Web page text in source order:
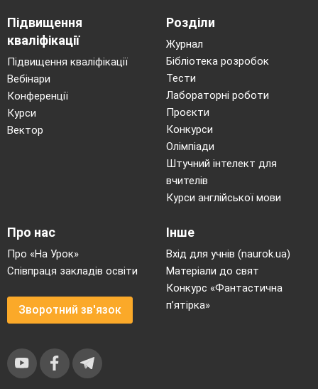
Підвищення
кваліфікації
Підвищення кваліфікації
Вебінари
Конференції
Курси
Вектор
Розділи
Журнал
Бібліотека розробок
Тести
Лабораторні роботи
Проєкти
Конкурси
Олімпіади
Штучний інтелект для
вчителів
Курси англійської мови
Про нас
Про «На Урок»
Співпраця закладів освіти
Зворотний зв'язок
Інше
Вхід для учнів (naurok.ua)
Матеріали до свят
Конкурс «Фантастична
п’ятірка»